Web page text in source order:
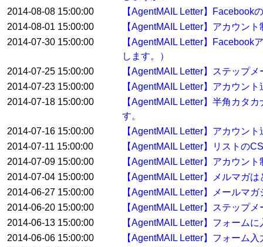
2014-08-08 15:00:00
【AgentMAIL Letter】
2014-08-01 15:00:00
【AgentMAIL Letter】アカウン
2014-07-30 15:00:00
【AgentMAIL Letter】
します。）
2014-07-25 15:00:00
【AgentMAIL Letter】ステップ
2014-07-23 15:00:00
【AgentMAIL Letter】アカウン
2014-07-18 15:00:00
【AgentMAIL Letter】半角カタ
す。
2014-07-16 15:00:00
【AgentMAIL Letter】アカウン
2014-07-11 15:00:00
【AgentMAIL Letter】リストの
2014-07-09 15:00:00
【AgentMAIL Letter】アカウン
2014-07-04 15:00:00
【AgentMAIL Letter】メルマガ
2014-06-27 15:00:00
【AgentMAIL Letter】メールマ
2014-06-20 15:00:00
【AgentMAIL Letter】ステップ
2014-06-13 15:00:00
【AgentMAIL Letter】フォーム
2014-06-06 15:00:00
【AgentMAIL Letter】フォーム